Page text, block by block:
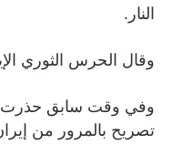
النار.
وقال الحرس الثوري
وفي وقت سابق حذرت
تصريح بالمرور من